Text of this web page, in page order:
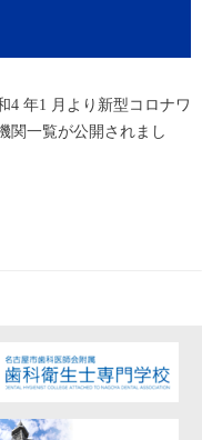
4 年1 月より新型コロナワ
関一覧が公開されまし